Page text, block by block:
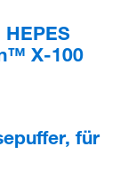
X-100
für